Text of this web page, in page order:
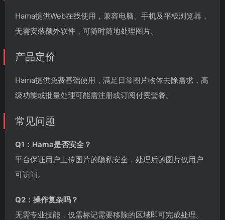
Hama提供Web在线使用，兼容电脑、手机及平板浏览器，
无需安装额外软件，可随时随地处理图片。
产品定价
Hama提供免费基础使用，满足日常图片物体去除需求，高
级功能或批量处理可能需注册或订阅付费套餐。
常见问题
Q1：Hama是否安全？
平台保证用户上传图片的隐私安全，处理后的图片仅用户
可访问。
Q2：操作复杂吗？
无需专业技能，仅需标记需要移除的区域即可完成处理。